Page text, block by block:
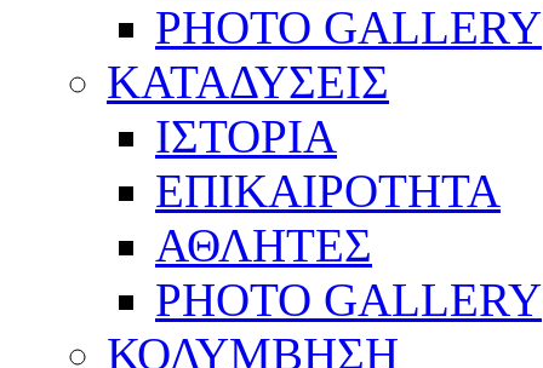
PHOTO GALLERY
ΚΑΤΑΔΥΣΕΙΣ
ΙΣΤΟΡΙΑ
ΕΠΙΚΑΙΡΟΤΗΤΑ
ΑΘΛΗΤΕΣ
PHOTO GALLERY
ΚΟΛΥΜΒΗΣΗ